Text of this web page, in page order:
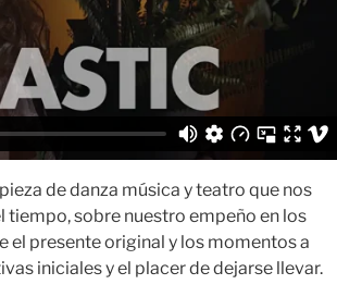
de danza música y teatro que nos
tiempo, sobre nuestro empeño en los
el presente original y los momentos a
iniciales y el placer de dejarse llevar.